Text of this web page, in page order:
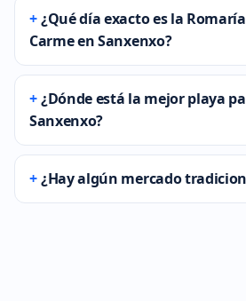
¿Qué día exacto es la
Carme en Sanxenxo?
¿Dónde está la mejor playa
Sanxenxo?
¿Hay algún mercado